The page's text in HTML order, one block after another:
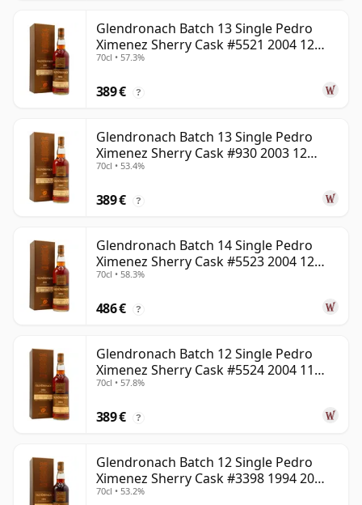
Glendronach Batch 13 Single Pedro
Ximenez Sherry Cask #5521 2004 12
años
70cl • 57.3%
389 € ?
Glendronach Batch 13 Single Pedro
Ximenez Sherry Cask #930 2003 12
años
70cl • 53.4%
389 € ?
Glendronach Batch 14 Single Pedro
Ximenez Sherry Cask #5523 2004 12
años
70cl • 58.3%
486 € ?
Glendronach Batch 12 Single Pedro
Ximenez Sherry Cask #5524 2004 11
años
70cl • 57.8%
389 € ?
Glendronach Batch 12 Single Pedro
Ximenez Sherry Cask #3398 1994 20
años
70cl • 53.2%